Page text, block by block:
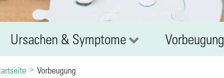
Ursachen & Symptome Vorbeugung
Vorbeugung